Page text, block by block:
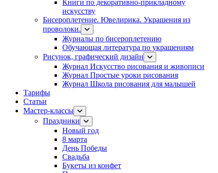
Книги по декоративно-прикладному
искусству
Бисероплетение. Ювелирика. Украшения из
проволоки.
Журналы по бисероплетению
Обучающая литература по украшениям
Рисунок, графический дизайн
Журнал Искусство рисования и живописи
Журнал Простые уроки рисования
Журнал Школа рисования для малышей
Тарифы
Статьи
Мастер-классы
Праздники
Новый год
8 марта
День Победы
Свадьба
Букеты из конфет